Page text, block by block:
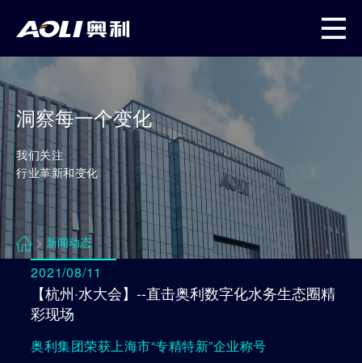
销售商务支持
技术服务支持
生产运营支持
项目交付支持
农村供水产品&解决方案
单泵系列产品
智慧管理平台
标准化泵房
智慧水厂
户外泵站
渠道政策
新闻动态
资质荣誉
联系我们
新闻动态
洞察每一个变化
我们关注
行业革新和变化
【杭州·水大会】--直击奥利数字化水务生态圈精
彩现场
奥利集团荣获上海市“专精特新”企业称号
2021/08/11